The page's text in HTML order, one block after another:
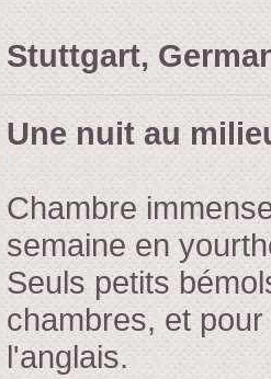
Stuttgart,
Une nuit au
Chambre
semaine en
Seuls petits
chambres, et
l'anglais.